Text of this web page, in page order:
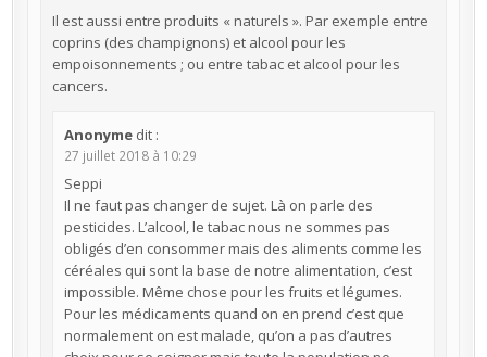
Il est aussi entre produits « naturels ». Par exemple entre
coprins (des champignons) et alcool pour les
empoisonnements ; ou entre tabac et alcool pour les
cancers.
Anonyme dit :
27 juillet 2018 à 10:29
Seppi
Il ne faut pas changer de sujet. Là on parle des
pesticides. L’alcool, le tabac nous ne sommes pas
obligés d’en consommer mais des aliments comme les
céréales qui sont la base de notre alimentation, c’est
impossible. Même chose pour les fruits et légumes.
Pour les médicaments quand on en prend c’est que
normalement on est malade, qu’on a pas d’autres